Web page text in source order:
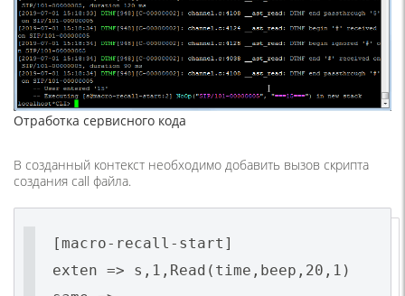
Отработка сервисного кода
В созданный контекст необходимо добавить вызов скрипта
создания call файла.
[macro-recall-start]
exten => s,1,Read(time,beep,20,1)